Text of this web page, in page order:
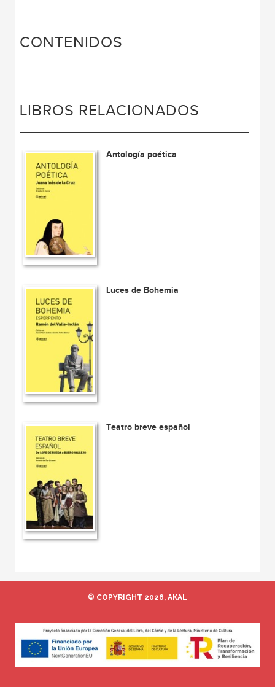
CONTENIDOS
LIBROS RELACIONADOS
Antología poética
Luces de Bohemia
Teatro breve español
© COPYRIGHT 2026, AKAL